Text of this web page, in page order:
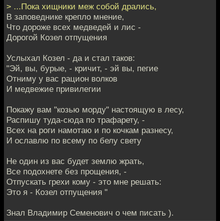
> ...Пока хищники меж собой дрались,
В заповеднике крепло мнение,
Что дороже всех медведей и лис -
Дорогой Козел отпущения
Услыхал Козел - да и стал таков:
"Эй, вы, бурые, - кричит, - эй вы, пегие
Отниму у вас рацион волков
И медвежие привилегии
Покажу вам "козью морду" настоящую в лесу,
Распишу туда-сюда по трафарету, -
Всех на роги намотаю и по кочкам разнесу,
И ославлю по всему по белу свету
Не один из вас будет землю жрать,
Все подохнете без прощения, -
Отпускать грехи кому - это мне решать:
Это я - Козел отпущения "
Знал Владимир Семенович о чем писать ).